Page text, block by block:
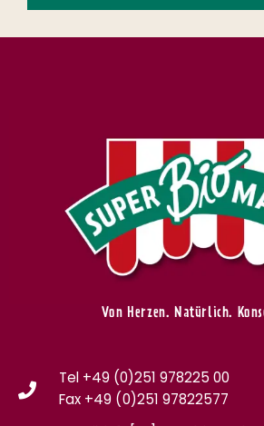
Von Herzen. Natürlich.
Tel +49 (0)251 978225 00
Fax +49 (0)251 97822577